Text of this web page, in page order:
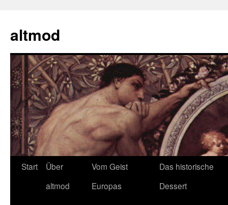
springen
altmod
Start
Über
altmod
Vom Geist
Europas
Das historische
Dessert